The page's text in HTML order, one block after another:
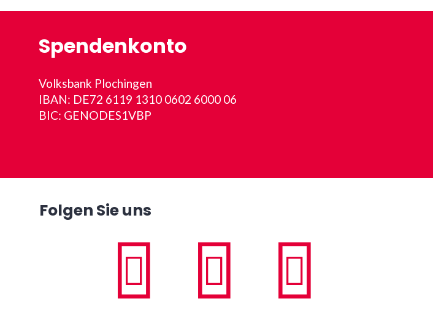
Spendenkonto
Volksbank Plochingen
IBAN: DE72 6119 1310 0602 6000 06
BIC: GENODES1VBP
Folgen Sie uns